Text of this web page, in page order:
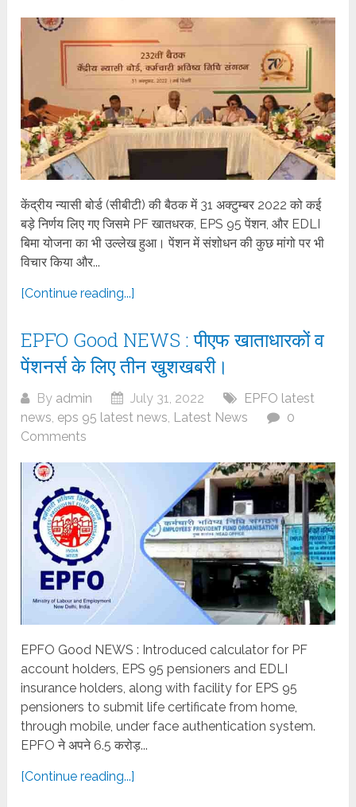
केंद्रीय न्यासी बोर्ड (सीबीटी) की बैठक में 31 अक्टुम्बर 2022 को कई
बड़े निर्णय लिए गए जिसमे PF खातधरक, EPS 95 पेंशन, और EDLI
बिमा योजना का भी उल्लेख हुआ। पेंशन में संशोधन की कुछ मांगो पर भी
विचार किया और...
[Continue reading...]
EPFO Good NEWS : पीएफ खाताधारकों व
पेंशनर्स के लिए तीन खुशखबरी।
By admin July 31, 2022
EPFO latest
news, eps 95 latest news, Latest News
0
Comments
EPFO Good NEWS : Introduced calculator for PF
account holders, EPS 95 pensioners and EDLI
insurance holders, along with facility for EPS 95
pensioners to submit life certificate from home,
through mobile, under face authentication system.
EPFO ने अपने 6.5 करोड़...
[Continue reading...]